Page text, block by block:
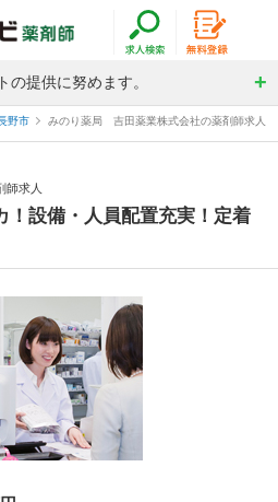
の提供に努めます。
野市 みのり薬局 吉田薬業株式会社の薬剤師求人
師求人
！設備・人員配置充実！定着